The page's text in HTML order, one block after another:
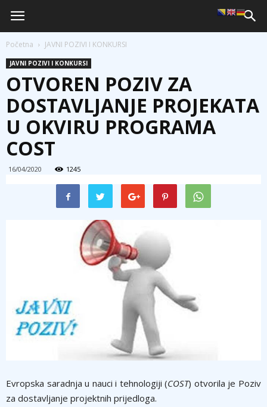
Početna JAVNI POZIVI I KONKURSI
JAVNI POZIVI I KONKURSI
OTVOREN POZIV ZA
DOSTAVLJANJE PROJEKATA
U OKVIRU PROGRAMA
COST
16/04/2020 1245
Evropska saradnja u nauci i tehnologiji (COST) otvorila je Poziv
za dostavljanje projektnih prijedloga.